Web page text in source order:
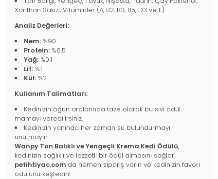
Xanthan Sakızı, Vitaminler (A, B2, B3, B5, D3 ve E)
Analiz Değerleri:
Nem: %90
Protein: %6.5
Yağ: %0.1
Lif: %1
Kül: %2
Kullanım Talimatları:
Kedinizin öğün aralarında taze olarak bu sıvı ödül
mamayı verebilirsiniz.
Kedinizin yanında her zaman su bulundurmayı
unutmayın.
Wanpy Ton Balıklı ve Yengeçli Krema Kedi Ödülü,
kedinizin sağlıklı ve lezzetli bir ödül almasını sağlar.
petihtiyac.com'da hemen sipariş verin ve kedinizin favori
ödülünü keşfedin!